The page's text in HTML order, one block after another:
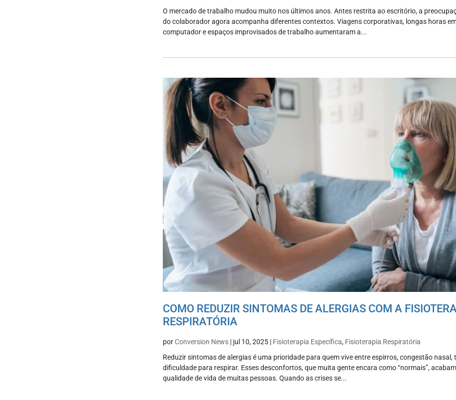
O mercado de trabalho mudou muito nos últimos anos. Antes restrita ao escritório, a
do colaborador agora acompanha diferentes contextos. Viagens corporativas, longas horas
computador e espaços improvisados de trabalho aumentaram a...
COMO REDUZIR SINTOMAS DE ALERGIAS COM A
RESPIRATÓRIA
porConversion News | jul 10, 2025 | Fisioterapia Específica, Fisioterapia Respiratória
Reduzir sintomas de alergias é uma prioridade para quem vive entre espirros, congestão nasal,
dificuldade para respirar. Esses desconfortos, que muita gente encara como “normais”,
qualidade de vida de muitas pessoas. Quando as crises se...